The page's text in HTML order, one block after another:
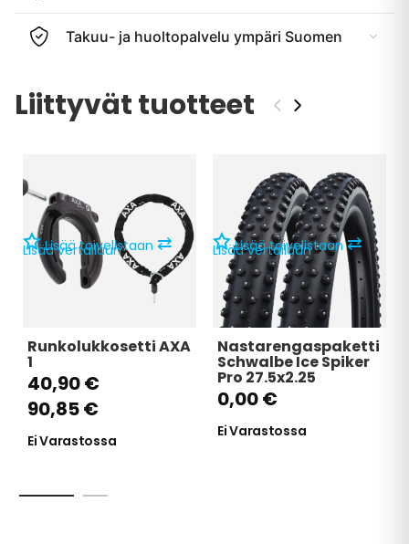
Takuu- ja huoltopalvelu ympäri Suomen
Liittyvät tuotteet ‹ ›
Lisää toivelistaan ⇄
Lisää vertailuun
Runkolukkosetti AXA
1
40,90 €
90,85 €
Ei Varastossa
Lisää toivelistaan ⇄
Lisää vertailuun
Nastarengaspaketti
Schwalbe Ice Spiker
Pro 27.5x2.25
0,00 €
Ei Varastossa